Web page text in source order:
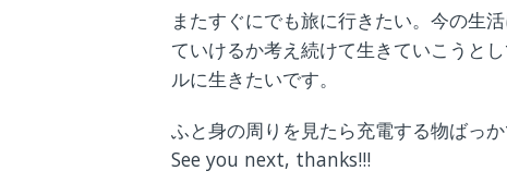
またすぐにでも旅に行きたい。今の生
ていけるか考え続けて生きていこうと
ルに生きたいです。
ふと身の周りを見たら充電する物ばっ
See you next, thanks!!!